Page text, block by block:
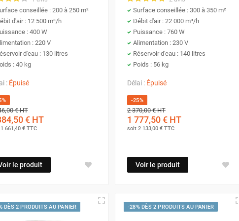
climatiseurs, les refroidisseurs d'air utilisent l'évaporation de
de consommation d'énergie et sontidéals pour les espaces
uniques, adaptés à différentes exigences et
de qualité d'air et de fonctionnalité saisonnière.
d'air ?
peut ressembler à un défi, surtout quand on explore la
nos modèles d'entrée de gamme à 100 € sont parfaits
conseillée : 200 à 250 m²
d'air : 12 500 m³/h
: 400 W
: 220 V
d'eau : 130 litres
: 40 kg
: Épuisé
€HT
€ HT
1 661,40 € TTC
le produit
Surface conseillée : 300 à 350 m²
Débit d'air : 22 000 m³/h
Puissance : 760 W
Alimentation : 230 V
Réservoir d'eau : 140 litres
Poids : 56 kg
Délai : Épuisé
-25%
2 370,00 €HT
1 777,50 €HT
soit 2 133,00 €TTC
Voir le produit
DÈS 2 PRODUITS AU PANIER -28% DÈS 2 PRODUITS AU PANIER